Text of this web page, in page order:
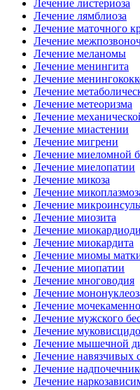
Лечение листериоза
Лечение лямблиоза
Лечение маточного
Лечение
Лечение меланомы
Лечение менингита
Лечение
Лечение
Лечение метеоризма
Лечение
Лечение миастении
Лечение мигрени
Лечение миеломной
Лечение миелопатии
Лечение микоза
Лечение
Лечение
Лечение миозита
Лечение
Лечение миокардита
Лечение миомы
Лечение миопатии
Лечение многоводия
Лечение
Лечение
Лечение мужского
Лечение
Лечение мышечной
Лечение навязчивых
Лечение
Лечение